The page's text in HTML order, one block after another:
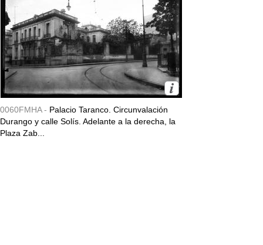
0060FMHA - Palacio Taranco. Circunvalación
Durango y calle Solís. Adelante a la derecha, la
Plaza Zab...